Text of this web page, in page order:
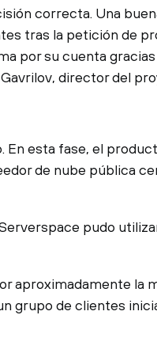
correcta. Una
tras la petición de
por su cuenta gracias
director del
esta fase, el
de nube pública
pudo
aproximadamente la
grupo de clientes